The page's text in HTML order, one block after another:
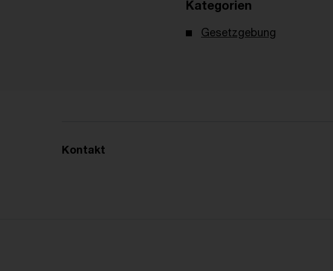
Kategorien
Gesetzgebung
Kontakt